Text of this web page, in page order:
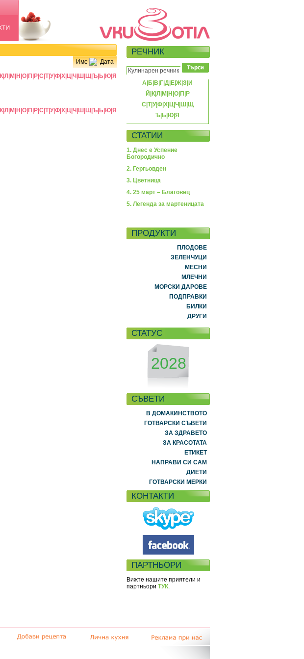
Име Дата
К Л М Н О П Р С Т|У|Ф Х Ц Ч Ш Щ Ъ Ь Ю Я
К Л М Н О П Р С Т|У|Ф Х Ц Ч Ш Щ Ъ Ь Ю Я
РЕЧНИК
А Б В Г Д Е Ж З И
Й К| Л М Н О| П Р
С Т|У|Ф| Х| Ц| Ч Ш Щ
Ъ Ь Ю Я
СТАТИИ
1. Днес е Успение
Богородично
2. Гергьовден
3. Цветница
4. 25 март – Благовец
5. Легенда за мартеницата
ПРОДУКТИ
ПЛОДОВЕ
ЗЕЛЕНЧУЦИ
МЕСНИ
МЛЕЧНИ
МОРСКИ ДАРОВЕ
ПОДПРАВКИ
БИЛКИ
ДРУГИ
СТАТУС
2028
СЪВЕТИ
В ДОМАКИНСТВОТО
ГОТВАРСКИ СЪВЕТИ
ЗА ЗДРАВЕТО
ЗА КРАСОТАТА
ЕТИКЕТ
НАПРАВИ СИ САМ
ДИЕТИ
ГОТВАРСКИ МЕРКИ
КОНТАКТИ
ПАРТНЬОРИ
Вижте нашите приятели и
партньори ТУК.